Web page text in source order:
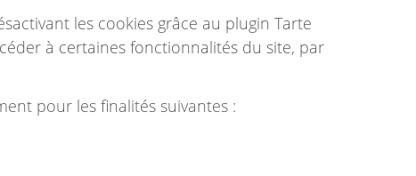
les cookies grâce au plugin Tarte
à certaines fonctionnalités du site, par
pour les finalités suivantes :